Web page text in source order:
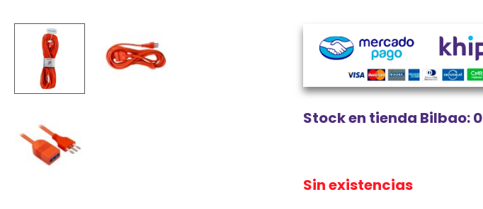
Stock en tienda Bilbao: 0
Sin existencias